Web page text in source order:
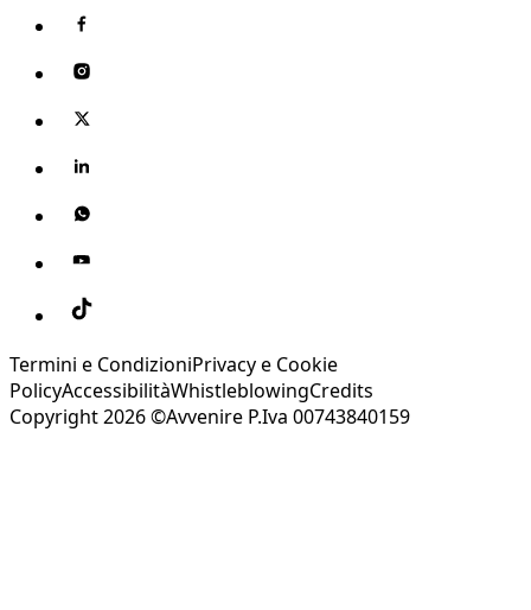
Termini e CondizioniPrivacy e Cookie
PolicyAccessibilitàWhistleblowingCredits
Copyright 2026 ©Avvenire P.Iva 00743840159